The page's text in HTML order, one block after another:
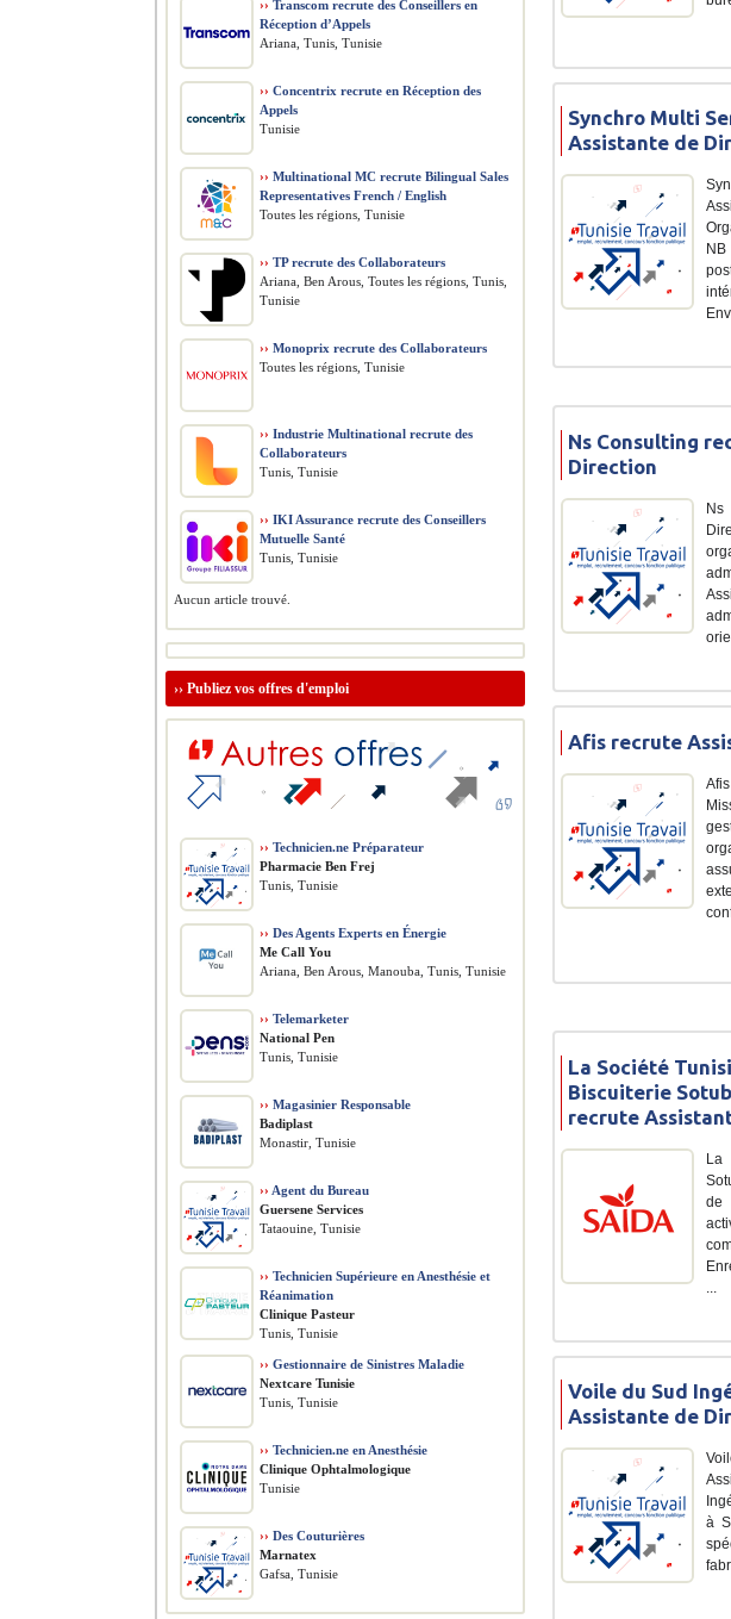
Synchro Multi
Assistante de
Ns Consulting
Direction
Ns
Afis recrute
La Société
Biscuiterie
recrute
La
de
Voile du Sud
Assistante de
à
›› Transcom recrute des Conseillers en
Réception d’Appels
Ariana, Tunis, Tunisie
›› Concentrix recrute en Réception des
Appels
Tunisie
›› Multinational MC recrute Bilingual Sales
Representatives French / English
Toutes les régions, Tunisie
›› TP recrute des Collaborateurs
Ariana, Ben Arous, Toutes les régions, Tunis,
Tunisie
›› Monoprix recrute des Collaborateurs
Toutes les régions, Tunisie
›› Industrie Multinational recrute des
Collaborateurs
Tunis, Tunisie
›› IKI Assurance recrute des Conseillers
Mutuelle Santé
Tunis, Tunisie
Aucun article trouvé.
›› Publiez vos offres d'emploi
›› Technicien.ne Préparateur
Pharmacie Ben Frej
Tunis, Tunisie
›› Des Agents Experts en Énergie
Me Call You
Ariana, Ben Arous, Manouba, Tunis, Tunisie
›› Telemarketer
National Pen
Tunis, Tunisie
›› Magasinier Responsable
Badiplast
Monastir, Tunisie
›› Agent du Bureau
Guersene Services
Tataouine, Tunisie
›› Technicien Supérieure en Anesthésie et
Réanimation
Clinique Pasteur
Tunis, Tunisie
›› Gestionnaire de Sinistres Maladie
Nextcare Tunisie
Tunis, Tunisie
›› Technicien.ne en Anesthésie
Clinique Ophtalmologique
Tunisie
›› Des Couturières
Marnatex
Gafsa, Tunisie